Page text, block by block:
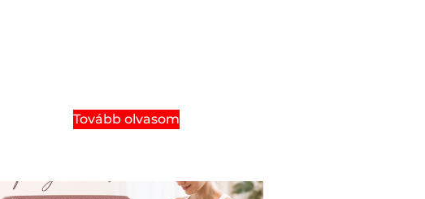
Tovább olvasom